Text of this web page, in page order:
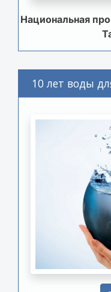
Национальная
10 лет воды